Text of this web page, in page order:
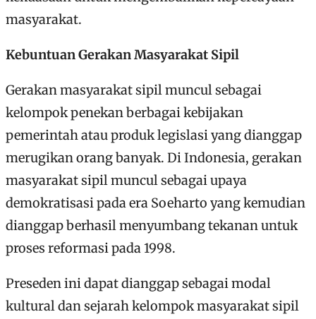
masyarakat.
Kebuntuan Gerakan Masyarakat Sipil
Gerakan masyarakat sipil muncul sebagai
kelompok penekan berbagai kebijakan
pemerintah atau produk legislasi yang dianggap
merugikan orang banyak. Di Indonesia, gerakan
masyarakat sipil muncul sebagai upaya
demokratisasi pada era Soeharto yang kemudian
dianggap berhasil menyumbang tekanan untuk
proses reformasi pada 1998.
Preseden ini dapat dianggap sebagai modal
kultural dan sejarah kelompok masyarakat sipil